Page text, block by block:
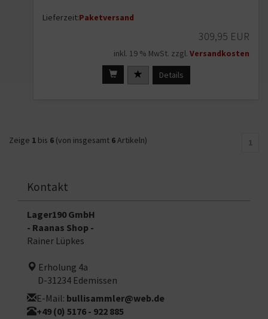
Lieferzeit:Paketversand
309,95 EUR
inkl. 19 % MwSt. zzgl. Versandkosten
Details
Zeige 1 bis 6 (von insgesamt 6Artikeln) 1
Kontakt
Lager190 GmbH
- Raanas Shop -
Rainer Lüpkes
Erholung 4a
D-31234 Edemissen
E-Mail: bullisammler@web.de
+49 (0) 5176 - 922 885